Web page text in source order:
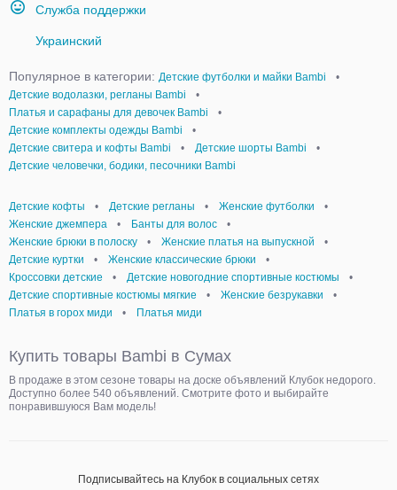
Служба поддержки
Украинский
Популярное в категории: Детские футболки и майки Bambi
•
Детские водолазки, регланы Bambi
•
Платья и сарафаны для девочек Bambi
•
Детские комплекты одежды Bambi
•
Детские свитера и кофты Bambi
• Детские шорты Bambi
•
Детские человечки, бодики, песочники Bambi
Детские кофты • Детские регланы • Женские футболки
•
Женские джемпера
• Банты для волос
•
Женские брюки в полоску
• Женские платья на выпускной
•
Детские куртки
• Женские классические брюки
•
Кроссовки детские
• Детские новогодние спортивные костюмы
•
Детские спортивные костюмы мягкие
• Женские безрукавки
•
Платья в горох миди
• Платья миди
Купить товары Bambi в Сумах
В продаже в этом сезоне товары на доске объявлений Клубок недорого.
Доступно более 540 объявлений. Смотрите фото и выбирайте
понравившуюся Вам модель!
Подписывайтесь на Клубок в социальных сетях